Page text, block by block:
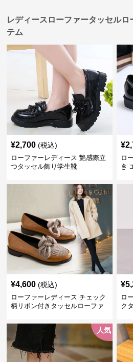
レディースローファータッセルロ
テム
¥2,700 (税込)
ローファーレディース 艶感際立
つタッセル飾り学生靴
¥
ロ
き
¥4,600 (税込)
ローファーレディース チェック
柄リボン付きタッセルローファ
¥
ロ
ク
人気